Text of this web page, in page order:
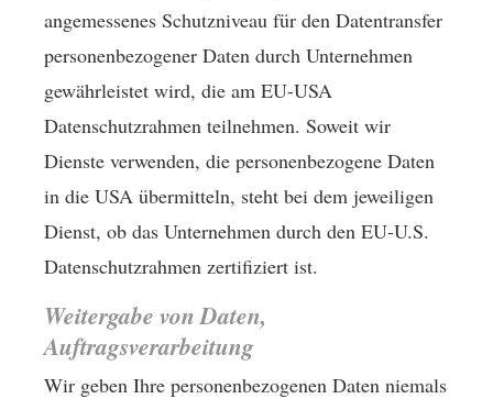
angemessenes Schutzniveau für den Datentransfer
personenbezogener Daten durch Unternehmen
gewährleistet wird, die am EU-USA
Datenschutzrahmen teilnehmen. Soweit wir
Dienste verwenden, die personenbezogene Daten
in die USA übermitteln, steht bei dem jeweiligen
Dienst, ob das Unternehmen durch den EU-U.S.
Datenschutzrahmen zertifiziert ist.
Weitergabe von Daten,
Auftragsverarbeitung
Wir geben Ihre personenbezogenen Daten niemals